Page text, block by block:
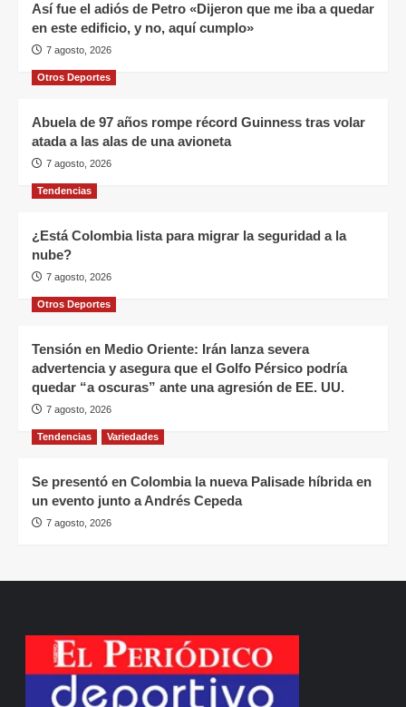
Así fue el adiós de Petro «Dijeron que me iba a quedar
en este edificio, y no, aquí cumplo»
7 agosto, 2026
Otros Deportes
Abuela de 97 años rompe récord Guinness tras volar
atada a las alas de una avioneta
7 agosto, 2026
Tendencias
¿Está Colombia lista para migrar la seguridad a la
nube?
7 agosto, 2026
Otros Deportes
Tensión en Medio Oriente: Irán lanza severa
advertencia y asegura que el Golfo Pérsico podría
quedar “a oscuras” ante una agresión de EE. UU.
7 agosto, 2026
Tendencias Variedades
Se presentó en Colombia la nueva Palisade híbrida en
un evento junto a Andrés Cepeda
7 agosto, 2026